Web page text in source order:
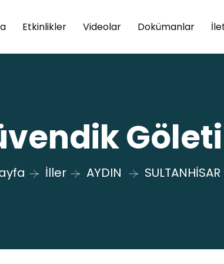
Etkinlikler Videolar Dokümanlar
Göleti
İller AYDIN SULTANHİSAR